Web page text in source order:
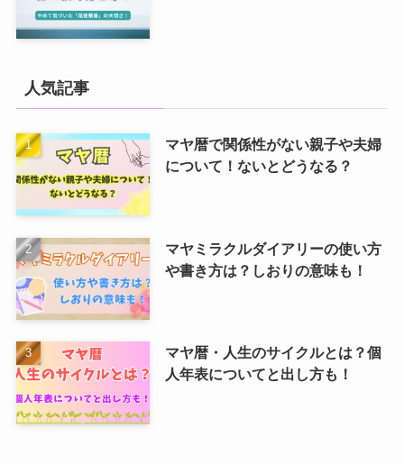
人気記事
マヤ暦で関係性がない親子や夫婦
について！ないとどうなる？
マヤミラクルダイアリーの使い方
や書き方は？しおりの意味も！
マヤ暦・人生のサイクルとは？個
人年表についてと出し方も！